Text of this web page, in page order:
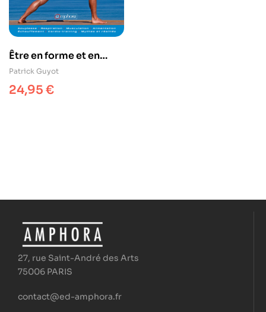
Être en forme et en
pleine santé
Patrick Guyot
24,95 €
27, rue Saint-André des Arts
75006 PARIS
contact@ed-amphora.fr